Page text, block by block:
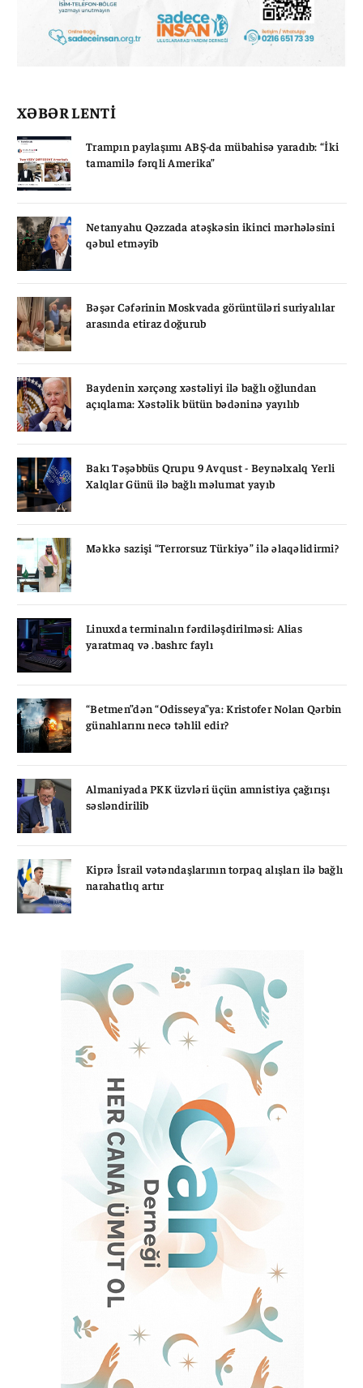
XƏBƏR LENTİ
Trampın paylaşımı ABŞ-da mübahisə yaradıb: “İki
tamamilə fərqli Amerika”
Netanyahu Qəzzada atəşkəsin ikinci mərhələsini
qəbul etməyib
Bəşər Cəfərinin Moskvada görüntüləri suriyalılar
arasında etiraz doğurub
Baydenin xərçəng xəstəliyi ilə bağlı oğlundan
açıqlama: Xəstəlik bütün bədəninə yayılıb
Bakı Təşəbbüs Qrupu 9 Avqust - Beynəlxalq Yerli
Xalqlar Günü ilə bağlı məlumat yayıb
Məkkə sazişi “Terrorsuz Türkiyə” ilə əlaqəlidirmi?
Linuxda terminalın fərdiləşdirilməsi: Alias
yaratmaq və .bashrc faylı
“Betmen”dən “Odisseya”ya: Kristofer Nolan Qərbin
günahlarını necə təhlil edir?
Almaniyada PKK üzvləri üçün amnistiya çağırışı
səsləndirilib
Kiprə İsrail vətəndaşlarının torpaq alışları ilə bağlı
narahatlıq artır